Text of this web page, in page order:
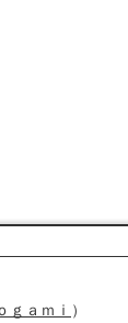
ｇａｍｉ ）